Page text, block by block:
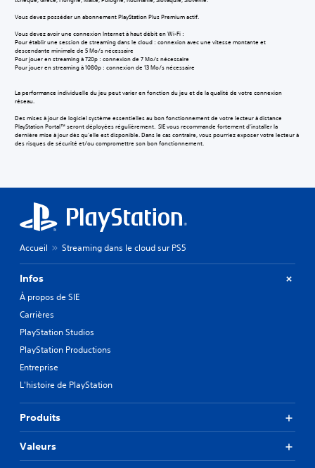
Vous devez posséder un abonnement PlayStation Plus Premium actif.
Vous devez avoir une connexion Internet à haut débit en Wi-Fi :
Pour établir une session de streaming dans le cloud : connexion avec une vitesse montante et
descendante minimale de 5 Mo/s nécessaire
Pour jouer en streaming à 720p : connexion de 7 Mo/s nécessaire
Pour jouer en streaming à 1080p : connexion de 13 Mo/s nécessaire
La performance individuelle du jeu peut varier en fonction du jeu et de la qualité de votre connexion
réseau.
Des mises à jour de logiciel système essentielles au bon fonctionnement de votre lecteur à distance
PlayStation Portal™ seront déployées régulièrement. SIE vous recommande fortement d'installer la
dernière mise à jour dès qu'elle est disponible. Dans le cas contraire, vous pourriez exposer votre lecteur à
des risques de sécurité et/ou compromettre son bon fonctionnement.
Accueil Streaming dans le cloud sur PS5
Infos
À propos de SIE
Carrières
PlayStation Studios
PlayStation Productions
Entreprise
L'histoire de PlayStation
Produits
Valeurs